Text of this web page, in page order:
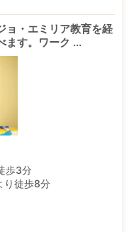
ョ・エミリア教育を経
ます。ワーク ...
歩3分
り徒歩8分